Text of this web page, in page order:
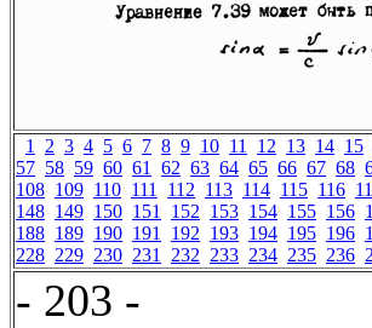
1 2 3 4 5 6 7 8 9 10 11 12 13 14 15
57 58 59 60 61 62 63 64 65 66 67 68
108 109 110 111 112 113 114 115 116
148 149 150 151 152 153 154 155 156
188 189 190 191 192 193 194 195 196
228 229 230 231 232 233 234 235 236
- 203 -